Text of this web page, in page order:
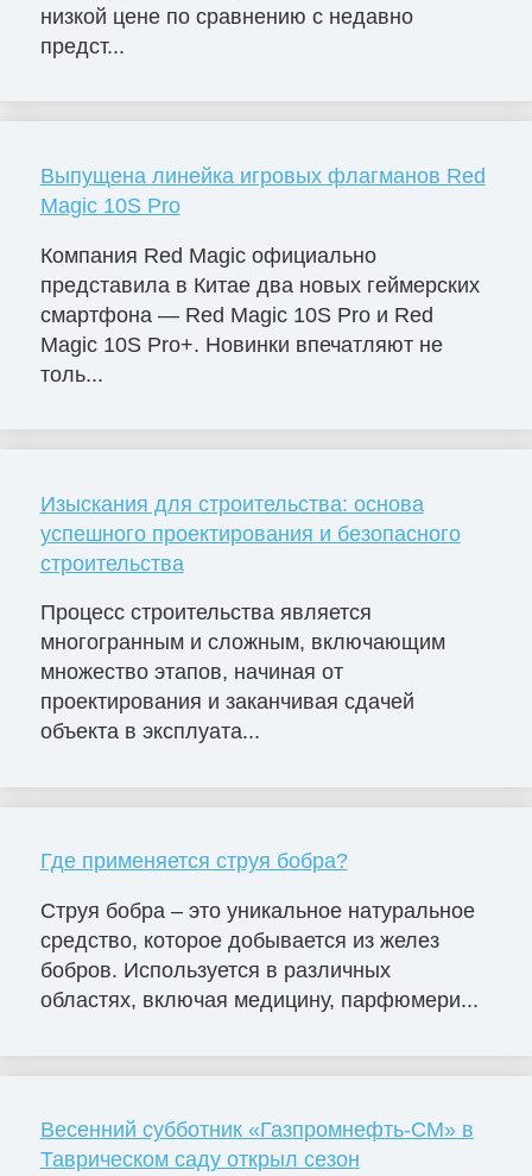
низкой цене по сравнению с недавно
предст...
Выпущена линейка игровых флагманов Red
Magic 10S Pro
Компания Red Magic официально
представила в Китае два новых геймерских
смартфона — Red Magic 10S Pro и Red
Magic 10S Pro+. Новинки впечатляют не
толь...
Изыскания для строительства: основа
успешного проектирования и безопасного
строительства
Процесс строительства является
многогранным и сложным, включающим
множество этапов, начиная от
проектирования и заканчивая сдачей
объекта в эксплуата...
Где применяется струя бобра?
Струя бобра – это уникальное натуральное
средство, которое добывается из желез
бобров. Используется в различных
областях, включая медицину, парфюмери...
Весенний субботник «Газпромнефть-СМ» в
Таврическом саду открыл сезон